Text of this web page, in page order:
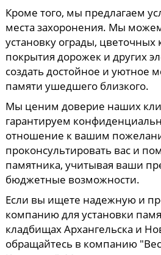
Кроме того, мы предлагаем
места захоронения. Мы
установку ограды,
покрытия дорожек и других
создать достойное и уютное
памяти ушедшего близкого.
Мы ценим доверие наших
гарантируем
отношение к вашим
проконсультировать вас и
памятника, учитывая ваши
бюджетные возможности.
Если вы ищете надежную и
компанию для установки
кладбищах Архангельска и
обращайтесь в компанию